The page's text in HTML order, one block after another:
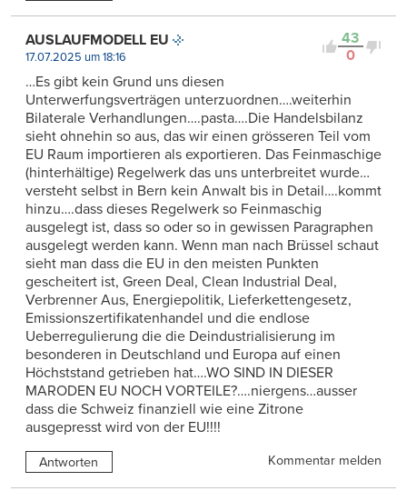
43
0
AUSLAUFMODELL EU
17.07.2025 um 18:16
…Es gibt kein Grund uns diesen
Unterwerfungsverträgen unterzuordnen….weiterhin
Bilaterale Verhandlungen….pasta….Die Handelsbilanz
sieht ohnehin so aus, das wir einen grösseren Teil vom
EU Raum importieren als exportieren. Das Feinmaschige
(hinterhältige) Regelwerk das uns unterbreitet wurde…
versteht selbst in Bern kein Anwalt bis in Detail….kommt
hinzu….dass dieses Regelwerk so Feinmaschig
ausgelegt ist, dass so oder so in gewissen Paragraphen
ausgelegt werden kann. Wenn man nach Brüssel schaut
sieht man dass die EU in den meisten Punkten
gescheitert ist, Green Deal, Clean Industrial Deal,
Verbrenner Aus, Energiepolitik, Lieferkettengesetz,
Emissionszertifikatenhandel und die endlose
Ueberregulierung die die Deindustrialisierung im
besonderen in Deutschland und Europa auf einen
Höchststand getrieben hat….WO SIND IN DIESER
MARODEN EU NOCH VORTEILE?….niergens…ausser
dass die Schweiz finanziell wie eine Zitrone
ausgepresst wird von der EU!!!!
Antworten Kommentar melden